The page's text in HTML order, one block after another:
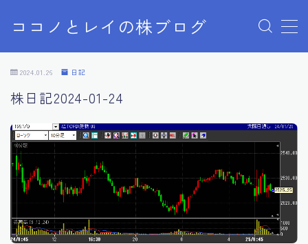
ココノとレイの株ブログ
MENU
お問い合わせ
サンプルページ
デモプリセット記事 Part07
プライバシーポリシー
プライバシーポリシー
利用規約／特定商取引法に基づく表記
有料記事の決済完了ページ
株ブログ
特定商取引法に基づく表記
運営者情報
2024.01.26 日記
株日記2024-01-24